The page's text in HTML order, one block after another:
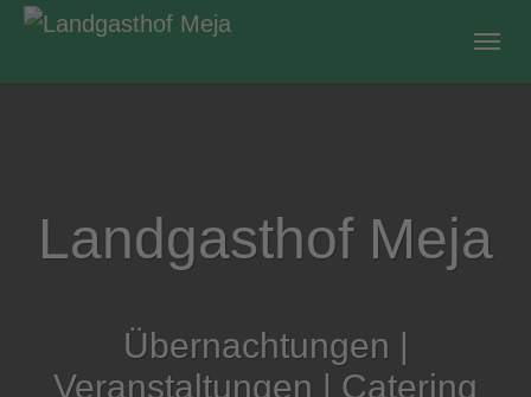
Landgasthof Meja
Übernachtungen |
Veranstaltungen | Catering
Übernachtungen
přenocowanje